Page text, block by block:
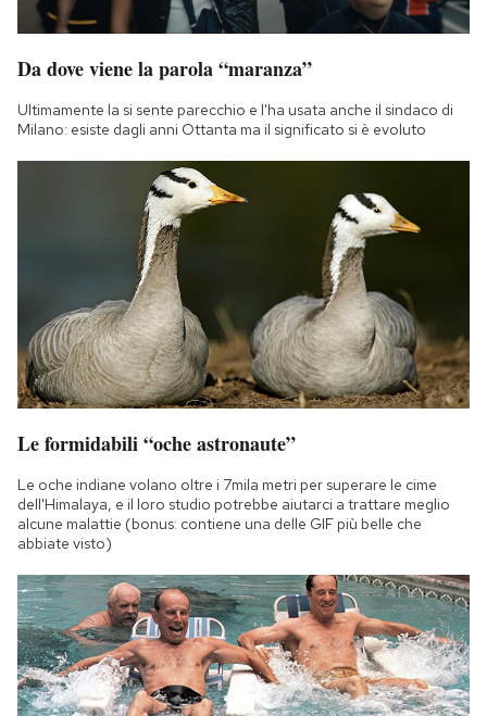
Da dove viene la parola “maranza”
Ultimamente la si sente parecchio e l'ha usata anche il sindaco di
Milano: esiste dagli anni Ottanta ma il significato si è evoluto
Le formidabili “oche astronaute”
Le oche indiane volano oltre i 7mila metri per superare le cime
dell'Himalaya, e il loro studio potrebbe aiutarci a trattare meglio
alcune malattie (bonus: contiene una delle GIF più belle che
abbiate visto)